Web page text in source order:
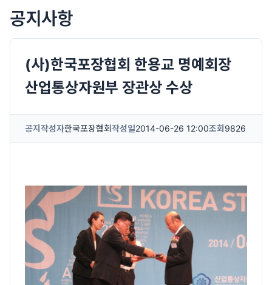
공지사항
(사)한국포장협회 한용교 명예회장
산업통상자원부 장관상 수상
공지 작성자한국포장협회작성일2014-06-26 12:00조회 9826